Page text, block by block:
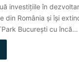
investițiile în
din România și își
București cu încă…